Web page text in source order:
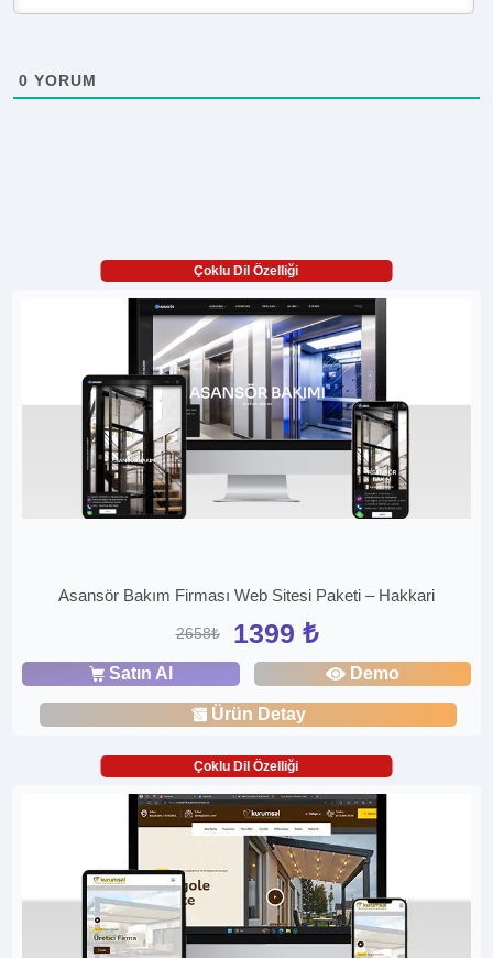
0 YORUM
Çoklu Dil Özelliği
Asansör Bakım Firması Web Sitesi Paketi – Hakkari
2658₺ 1399 ₺
Satın Al Demo
Ürün Detay
Çoklu Dil Özelliği